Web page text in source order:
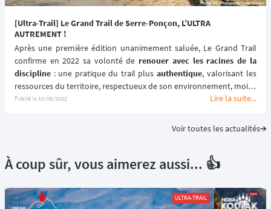
[Ultra-Trail] Le Grand Trail de Serre-Ponçon, L’ULTRA
AUTREMENT !
Après une première édition unanimement saluée, Le Grand Trail
confirme en 2022 sa volonté de renouer avec les racines de la
discipline : une pratique du trail plus authentique, valorisant les
ressources du territoire, respectueux de son environnement, moins
formatée, avec un
focus sur l’esprit d’entraide et de solidarité !
Publié le 10/06/2022 Lire la suite...
Voir toutes les actualités
À coup sûr, vous aimerez aussi... 👍
ULTRA-TRAIL